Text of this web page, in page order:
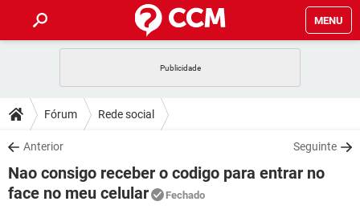
MENU
CELULAR
OUTLOOK
INSTAGRAM GMAIL
GUIA DE COMPRAS
DICAS
JOGOS
OUTLOOK
DOWNLOADS
JOGOS WHATSAPP
CELULAR FACEBOOK
FÓRUM
Fórum Rede social
Anterior Seguinte
Nao consigo receber o codigo para entrar no
face no meu celular
Fechado